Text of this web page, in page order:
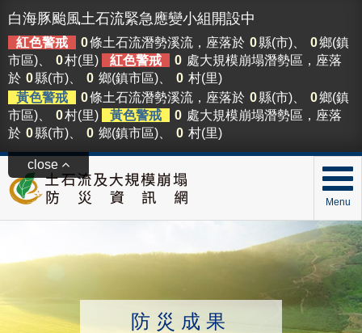
close
白海豚颱風土石流緊急應變小組開設中
紅色警戒 0條土石流潛勢溪流，座落於 0縣(市)、 0鄉(鎮
市區)、
0村(里) 紅色警戒 0 處大規模崩塌潛勢區，座落
於 0縣(市)、 0 鄉(鎮市區)、 0 村(里)
黃色警戒
0條土石流潛勢溪流，座落於 0縣(市)、 0鄉(鎮
市區)、
0村(里) 黃色警戒 0 處大規模崩塌潛勢區，座落
於 0縣(市)、 0 鄉(鎮市區)、 0 村(里)
Menu
防災成果